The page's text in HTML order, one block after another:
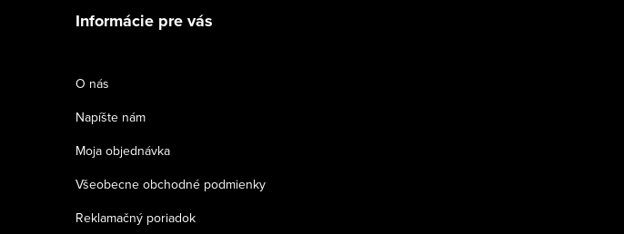
Informácie pre vás
O nás
Napíšte nám
Moja objednávka
Všeobecne obchodné podmienky
Reklamačný poriadok